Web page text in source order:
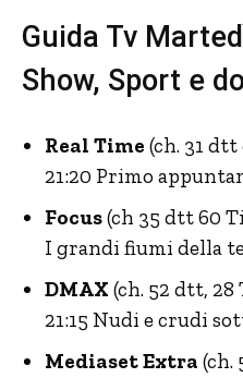
Guida Tv
Show, Sport e
Real Time (ch. 31
21:20 Primo
Focus(ch 35 dtt 60
I grandi fiumi della
DMAX (ch. 52 dtt, 28
21:15 Nudi e crudi
Mediaset Extra (ch.